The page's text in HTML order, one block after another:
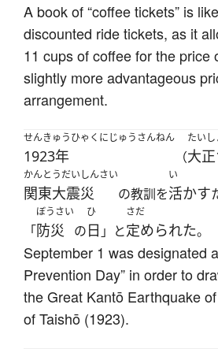
A book of “coffee tickets” is
discounted ride tickets, as it
11 cups of coffee for the price
slightly more advantageous
arrangement.
せんきゅうひゃくにじゅうさんねん
1923年 （
たい
大
かんとうだいしんさい
関東大震災 の教訓を
い
活かす
「
ぼうさい
防災 の
ひ
日 」と
さだ
定められた。
September 1 was designated
Prevention Day” in order to
the Great Kantō Earthquake
of Taishō (1923).